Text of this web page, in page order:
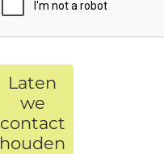
Laten
we
contact
houden